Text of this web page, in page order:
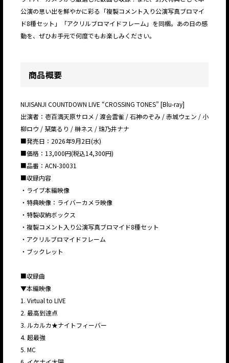
公演の思い出を鮮やかに彩る「複製コメント入り公演写真ブロマイ
ド8種セット」「アクリルブロマイドフレーム」を同梱。あの日の感
動を、ぜひお手元で何度でもお楽しみください。
商品概要
NIJISANJI COUNTDOWN LIVE “CROSSING TONES” [Blu-ray]
出演者：壱百満天原サロメ / 渡会雲雀 / 石神のぞみ / 赤城ウェン / 小
柳ロウ / 栞葉るり / 榊ネス / 珠乃井ナナ
■発売日：2026年9月2日(水)
■価格：13,000円(税込14,300円)
■品番：ACN-30031
■収録内容
・ライブ本編映像
・特典映像：ライバーカメラ映像
・特製収納ボックス
・複製コメント入り公演写真ブロマイド8種セット
・アクリルブロマイドフレーム
・ブックレット
■収録曲
▼本編映像
1. Virtual to LIVE
2. 最高到達点
3. ルカルカ★ナイトフィーバー
4. 超最強
5. MC